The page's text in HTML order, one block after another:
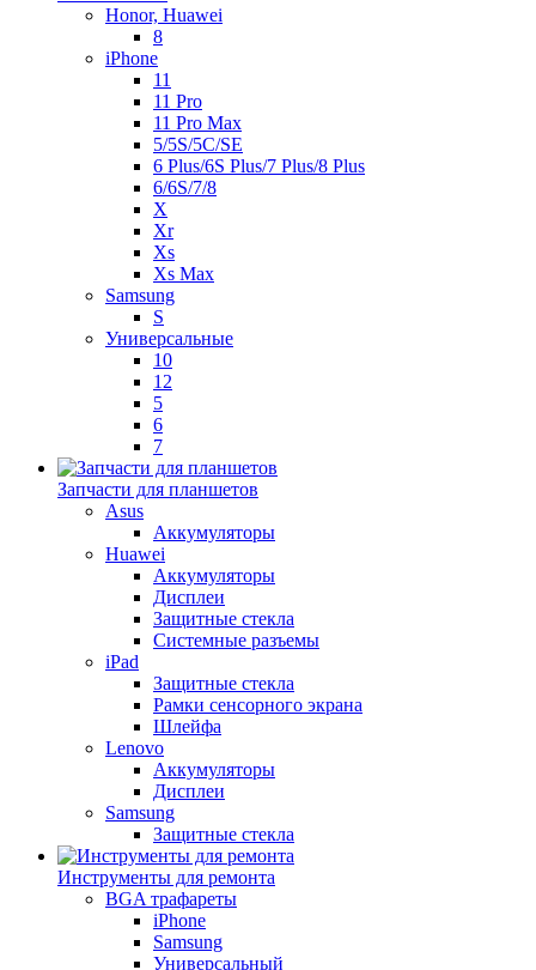
Honor, Huawei
8
iPhone
11
11 Pro
11 Pro Max
5/5S/5C/SE
6 Plus/6S Plus/7 Plus/8 Plus
6/6S/7/8
X
Xr
Xs
Xs Max
Samsung
S
Универсальные
10
12
5
6
7
Запчасти для планшетов
Asus
Аккумуляторы
Huawei
Аккумуляторы
Дисплеи
Защитные стекла
Системные разъемы
iPad
Защитные стекла
Рамки сенсорного экрана
Шлейфа
Lenovo
Аккумуляторы
Дисплеи
Samsung
Защитные стекла
Инструменты для ремонта
BGA трафареты
iPhone
Samsung
Универсальный